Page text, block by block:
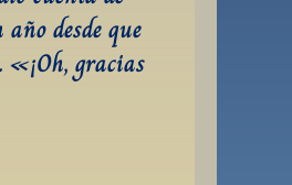
desde que
«¡Oh, gracias